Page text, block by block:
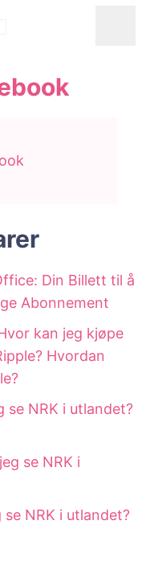
Din Billett til å
Abonnement
kan jeg kjøpe
Hvordan
se NRK i utlandet?
se NRK i
se NRK i utlandet?